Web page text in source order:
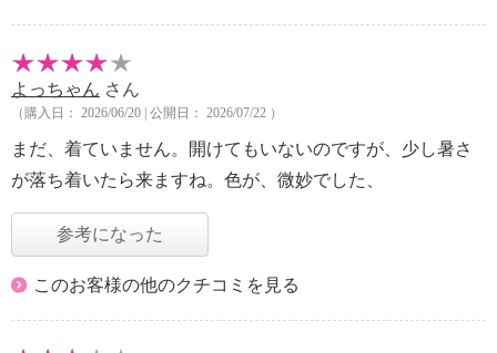
よっちゃん さん
（購入日： 2026/06/20 | 公開日： 2026/07/22 ）
まだ、着ていません。開けてもいないのですが、少し暑さ
が落ち着いたら来ますね。色が、微妙でした、
参考になった
このお客様の他のクチコミを見る